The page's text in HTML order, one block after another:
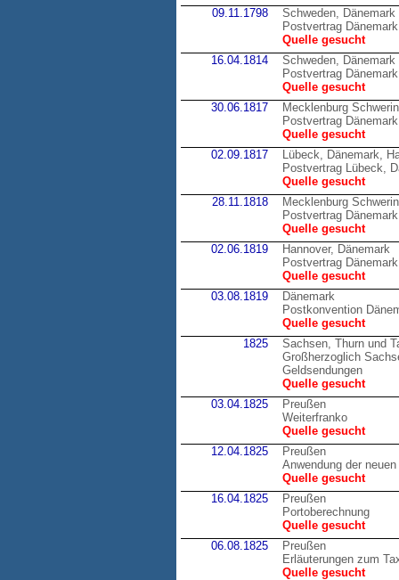
09.11.1798
Schweden, Dänemark
Postvertrag
Quelle gesucht
16.04.1814
Schweden, Dänemark
Postvertrag
Quelle gesucht
30.06.1817
Mecklenburg
Postvertrag
Quelle gesucht
02.09.1817
Lübeck, Dänemark,
Postvertrag Lübeck,
Quelle gesucht
28.11.1818
Mecklenburg
Postvertrag
Quelle gesucht
02.06.1819
Hannover, Dänemark
Postvertrag
Quelle gesucht
03.08.1819
Dänemark
Postkonvention
Quelle gesucht
1825
Sachsen, Thurn und
Großherzoglich
Geldsendungen
Quelle gesucht
03.04.1825
Preußen
Weiterfranko
Quelle gesucht
12.04.1825
Preußen
Anwendung der
Quelle gesucht
16.04.1825
Preußen
Portoberechnung
Quelle gesucht
06.08.1825
Preußen
Erläuterungen zum
Quelle gesucht